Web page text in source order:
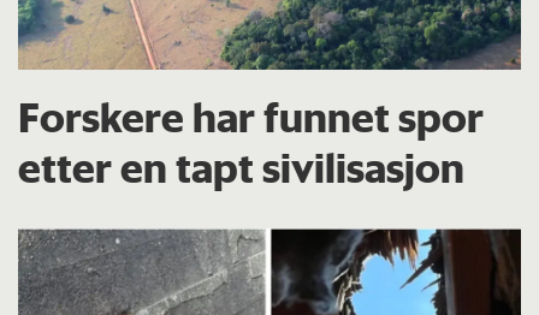
Forskere har funnet spor
etter en tapt sivilisasjon